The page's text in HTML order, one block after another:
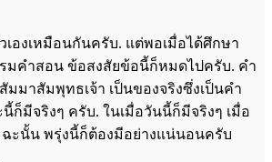
เองเหมือนกันครับ. แต่พอเมื่อได้ศึกษา
มคำสอน ข้อสงสัยข้อนี้ก็หมดไปครับ. คำ
มาสัมพุทธเจ้า เป็นของจริงซึ่งเป็นคำ
ก็มีจริงๆ ครับ. ในเมื่อวันนี้ก็มีจริงๆ เมื่อ
ฉะนั้น พรุ่งนี้ก็ต้องมีอย่างแน่นอนครับ